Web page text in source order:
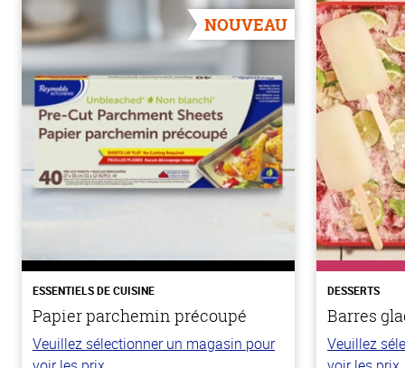
NOUVEAU
ESSENTIELS DE CUISINE
Papier parchemin précoupé
Veuillez sélectionner un magasin pour
DESSERTS
Barres
Veuillez